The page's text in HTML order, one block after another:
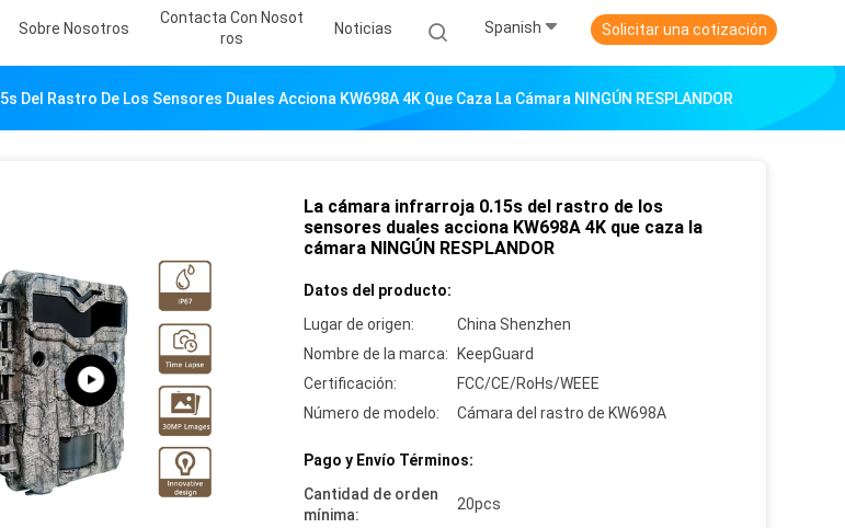
Sobre Nosotros
Contacta Con Nosot
Ros
Noticias Spanish Solicitar una cotización
Del Rastro De Los Sensores Duales Acciona KW698A 4K Que Caza La Cámara NINGÚN RESPLANDOR
La cámara infrarroja 0.15s del rastro de los
sensores duales acciona KW698A 4K que caza la
cámara NINGÚN RESPLANDOR
Datos del producto:
Lugar de origen:
China Shenzhen
Nombre de la marca:
KeepGuard
Certificación:
FCC/CE/RoHs/WEEE
Número de modelo:
Cámara del rastro de KW698A
Pago y Envío Términos:
Cantidad de orden
mínima:
20pcs